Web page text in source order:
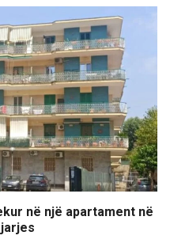
në një apartament në